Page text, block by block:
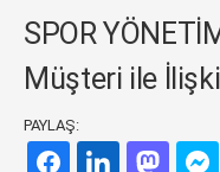
SPOR
Müşteri ile
PAYLAŞ: